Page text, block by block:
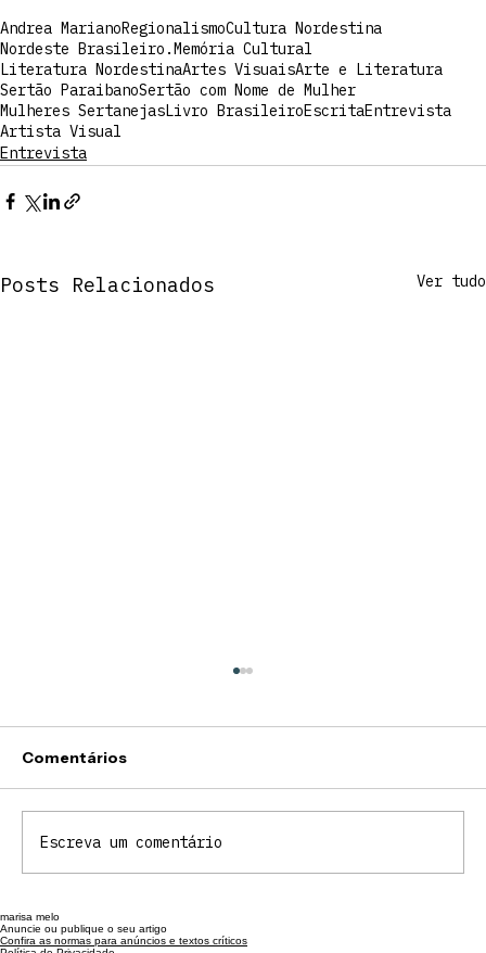
Andrea MarianoRegionalismoCultura Nordestina
Nordeste Brasileiro.Memória Cultural
Literatura NordestinaArtes VisuaisArte e Literatura
Sertão ParaibanoSertão com Nome de Mulher
Mulheres SertanejasLivro BrasileiroEscritaEntrevista
Artista Visual
Entrevista
Posts Relacionados Ver tudo
Júlia Dalcastagné: Individual em São
Paulo
Comentários
Escreva um comentário
marisa melo
Anuncie ou publique o seu artigo
Confira as normas para anúncios e textos críticos